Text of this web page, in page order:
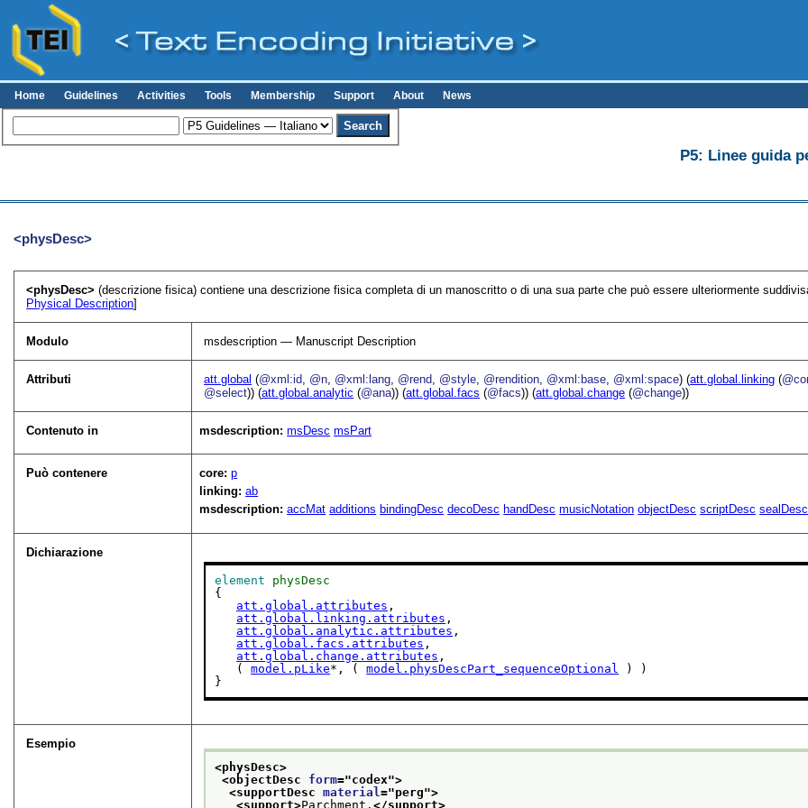
Home Guidelines Activities Tools Membership Support About News
P5: Linee guida
<physDesc>
<physDesc>(descrizione fisica) contiene una descrizione fisica completa di un manoscritto o di una sua parte che può essere ulteriormente
Physical Description]
Modulo msdescription — Manuscript Description
Attributi att.global (@xml:id @n @xml:lang @rend @style @rendition @xml:base @xml:space) (att.global.linking (
@select)) (att.global.analytic (@ana)) (att.global.facs (@facs)) (att.global.change (@change))
Contenuto in msdescription:msDesc msPart
Può contenere core:p
linking:ab
msdescription:accMat additions bindingDesc decoDesc handDesc musicNotation objectDesc scriptDesc sealDesc
Dichiarazione
element
physDesc
{
att.global.attributes ,
att.global.linking.attributes ,
att.global.analytic.attributes ,
att.global.facs.attributes ,
att.global.change.attributes ,
   (
model.pLike*, ( model.physDescPart_sequenceOptional
) )
}
Esempio
<physDesc>
<objectDesc form="codex">
<supportDesc material="perg">
<support>Parchment.</support>